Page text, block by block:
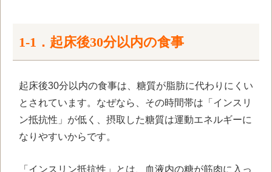
1-1．起床後30分以内の食事
起床後30分以内の食事は、糖質が脂肪に代わりにくい
とされています。なぜなら、その時間帯は「インスリ
ン抵抗性」が低く、摂取した糖質は運動エネルギーに
なりやすいからです。
「インスリン抵抗性」とは、血液内の糖が筋肉に入っ